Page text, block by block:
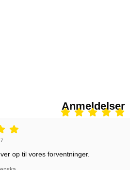
Anmeldelser
af 5,
op til vores forventninger.